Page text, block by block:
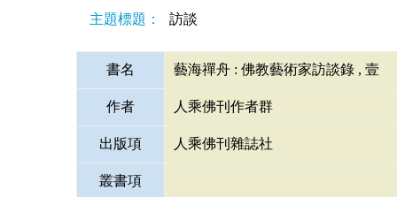
主題標題：
訪談
書名 藝海禪舟 : 佛教藝術家訪談錄 , 壹
作者 人乘佛刊作者群
出版項 人乘佛刊雜誌社
叢書項